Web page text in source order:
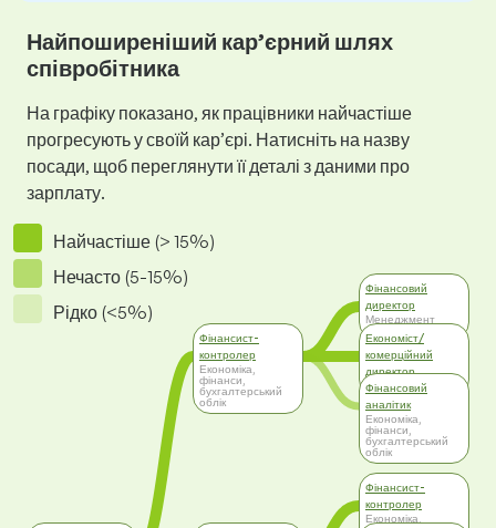
Найпоширеніший кар’єрний шлях
співробітника
На графіку показано, як працівники найчастіше
прогресують у своїй кар’єрі. Натисніть на назву
посади, щоб переглянути її деталі з даними про
зарплату.
Найчастіше (> 15%)
Нечасто (5-15%)
Рідко (<5%)
Фінансист-
контролер
Економіка,
фінанси,
бухгалтерський
облік
Фінансовий
директор
Менеджмент
Економіст/
комерційний
директор
Топ-менеджмент
Фінансовий
аналітик
Економіка,
фінанси,
бухгалтерський
облік
Фінансист-
контролер
Економіка,